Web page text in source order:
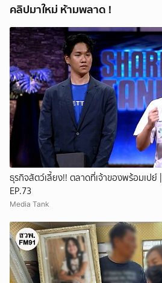
คลิปมาใหม่ ห้ามพลาด !
ธุรกิจสัตว์เลี้ยง!! ตลาดที่เจ้าของพร้อมเปย์
EP.73
Media Tank